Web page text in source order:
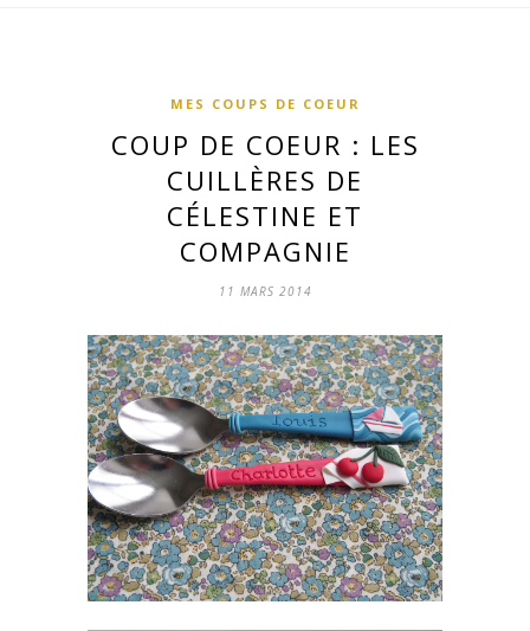
MES COUPS DE COEUR
COUP DE COEUR : LES
CUILLÈRES DE
CÉLESTINE ET
COMPAGNIE
11 MARS 2014